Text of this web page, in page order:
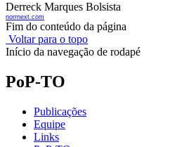
Derreck Marques Bolsista
norrnext.com
Fim do conteúdo da página
Voltar para o topo
Início da navegação de rodapé
PoP-TO
Publicações
Equipe
Links